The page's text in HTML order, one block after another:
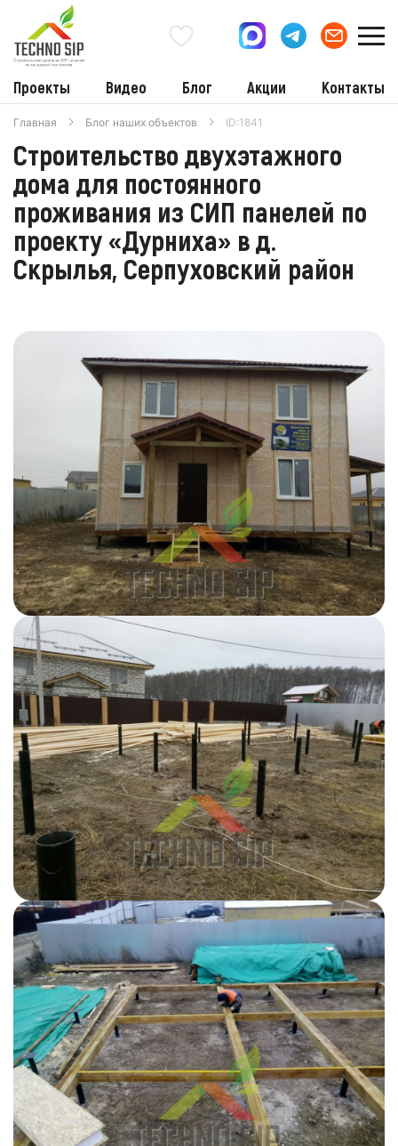
Проекты Видео Блог Акции Контакты
Главная Блог наших объектов ID:1841
Строительство двухэтажного
дома для постоянного
проживания из СИП панелей по
проекту «Дурниха» в д.
Скрылья, Серпуховский район